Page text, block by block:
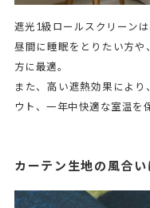
遮光1級ロールスクリーン
昼間に睡眠をとりたい方
方に最適。
また、高い遮熱効果によ
ウト、一年中快適な室温を
カーテン生地の風合い